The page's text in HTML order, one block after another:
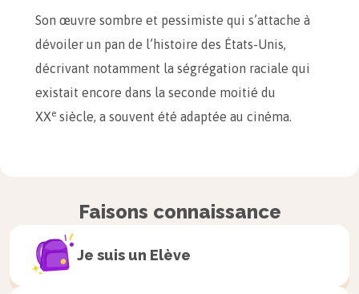
Son œuvre sombre et pessimiste qui s’attache à
dévoiler un pan de l’histoire des États-Unis,
décrivant notamment la ségrégation raciale qui
existait encore dans la seconde moitié du
XXe siècle, a souvent été adaptée au cinéma.
« Il abattit la hache à nouveau, encore et encore,
jusqu'à être trempé de sang, du sang qui lui
éclaboussait et le visage et l'intérieur de la
Faisons connaissance
Je suis un Elève